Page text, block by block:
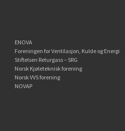
ENOVA
Foreningen for Ventilasjon, Kulde og Energi
Stiftelsen Returgass – SRG
Norsk Kjøleteknisk forening
Norsk VVS forening
NOVAP